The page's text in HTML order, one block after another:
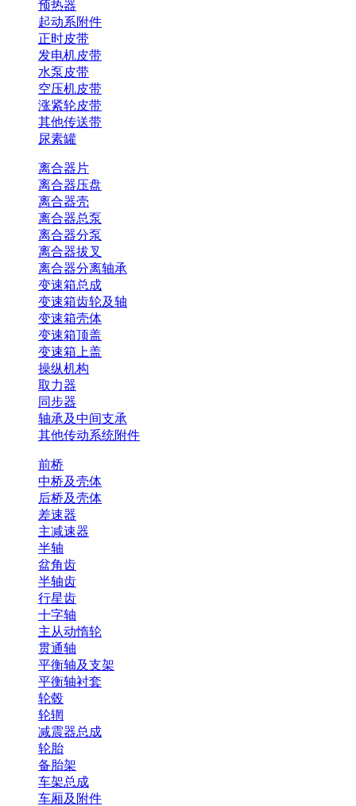
预热器
起动系附件
正时皮带
发电机皮带
水泵皮带
空压机皮带
涨紧轮皮带
其他传送带
尿素罐
离合器片
离合器压盘
离合器壳
离合器总泵
离合器分泵
离合器拔叉
离合器分离轴承
变速箱总成
变速箱齿轮及轴
变速箱壳体
变速箱顶盖
变速箱上盖
操纵机构
取力器
同步器
轴承及中间支承
其他传动系统附件
前桥
中桥及壳体
后桥及壳体
差速器
主减速器
半轴
盆角齿
半轴齿
行星齿
十字轴
主从动惰轮
贯通轴
平衡轴及支架
平衡轴衬套
轮毂
轮辋
减震器总成
轮胎
备胎架
车架总成
车厢及附件